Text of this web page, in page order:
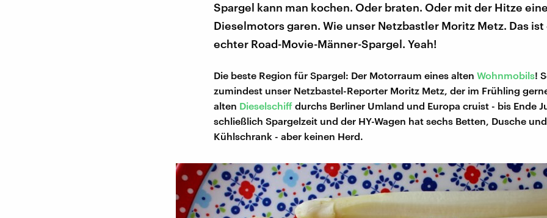
Spargel kann man kochen. Oder braten. Oder mit der Hitze
Dieselmotors garen. Wie unser Netzbastler Moritz Metz. Das ist
echter Road-Movie-Männer-Spargel. Yeah!
Die beste Region für Spargel: Der Motorraum eines alten Wohnmobils!
zumindest unser Netzbastel-Reporter Moritz Metz, der im Frühling
alten Dieselschiff durchs Berliner Umland und Europa cruist - bis Ende
schließlich Spargelzeit und der HY-Wagen hat sechs Betten, Dusche und
Kühlschrank - aber keinen Herd.